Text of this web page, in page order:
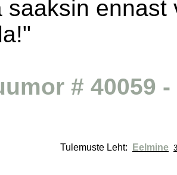
saaksin
# 40059 -
Tulemuste Leht: Eelmine